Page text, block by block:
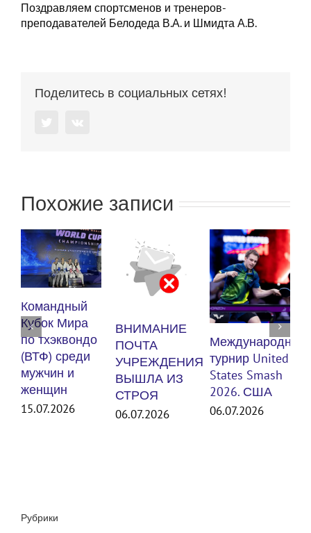
Поздравляем спортсменов и тренеров-
преподавателей Белодеда В.А. и Шмидта А.В.
Поделитесь в социальных сетях!
Похожие записи
Командный
Кубок Мира
по тхэквондо
(ВТФ) среди
мужчин и
женщин
15.07.2026
ВНИМАНИЕ
ПОЧТА
УЧРЕЖДЕНИЯ
ВЫШЛА ИЗ
СТРОЯ
06.07.2026
Международный
турнир United
States Smash
2026. США
06.07.2026
Рубрики